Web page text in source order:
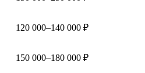
120 000–140 000 ₽
150 000–180 000 ₽